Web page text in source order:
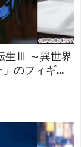
生Ⅲ ～異世界
のフィギュ